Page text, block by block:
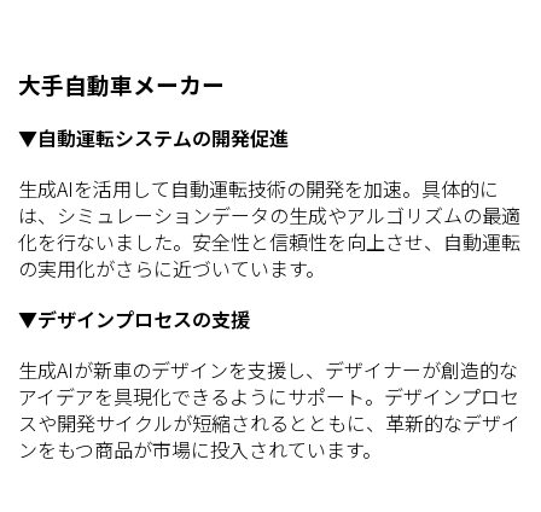
大手自動車メーカー
▼自動運転システムの開発促進
生成AIを活用して自動運転技術の開発を加速。具体的に
は、シミュレーションデータの生成やアルゴリズムの最適
化を行ないました。安全性と信頼性を向上させ、自動運転
の実用化がさらに近づいています。
▼デザインプロセスの支援
生成AIが新車のデザインを支援し、デザイナーが創造的な
アイデアを具現化できるようにサポート。デザインプロセ
スや開発サイクルが短縮されるとともに、革新的なデザイ
ンをもつ商品が市場に投入されています。